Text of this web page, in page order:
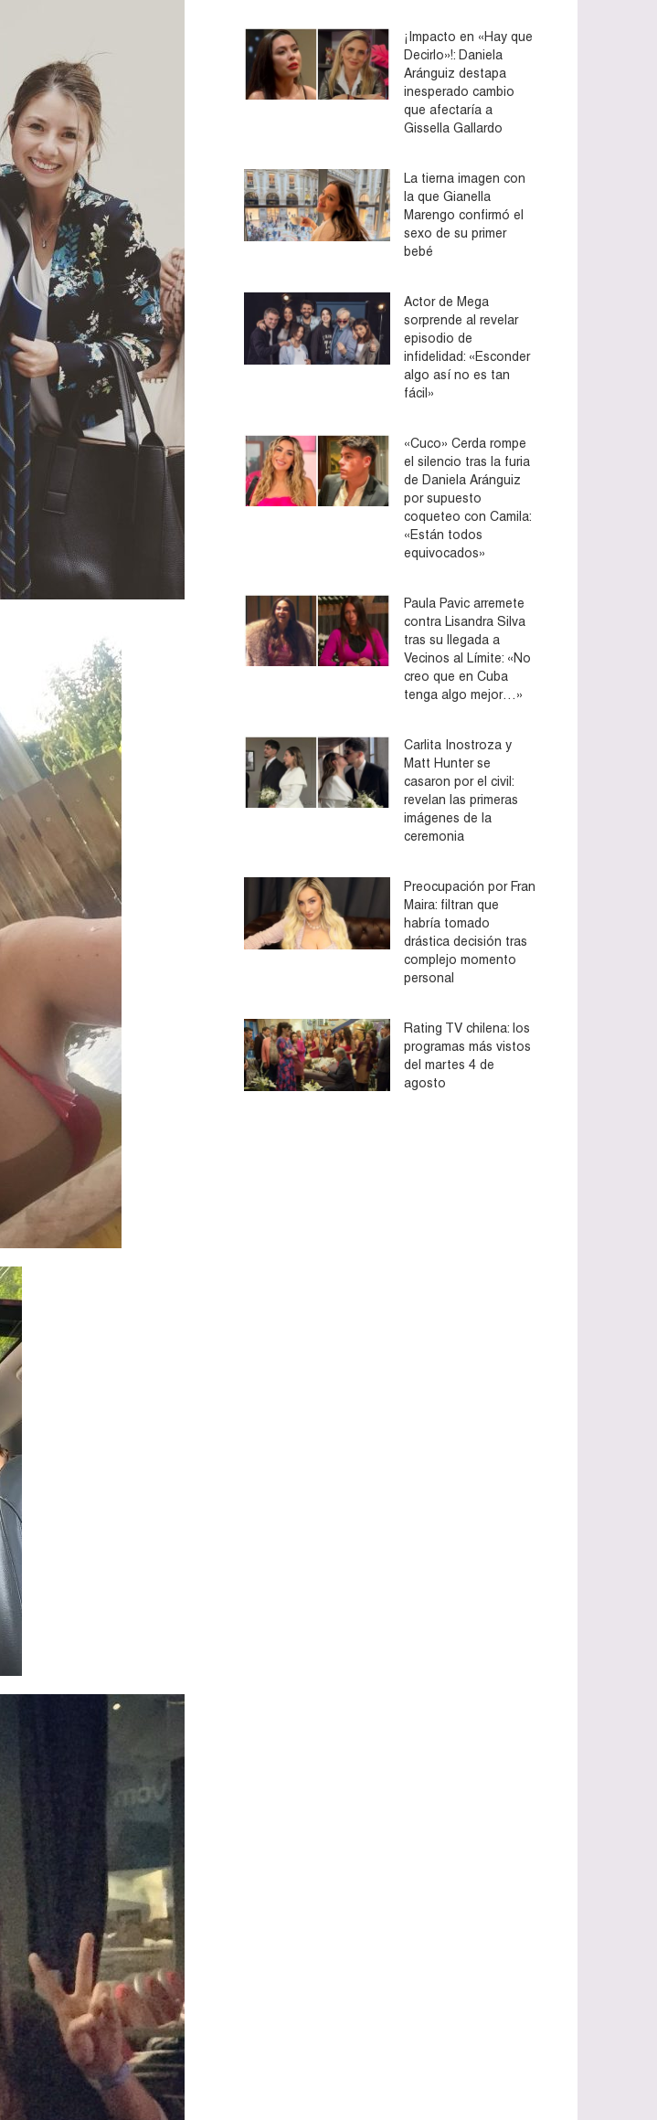
¡Impacto en «Hay que
Decirlo»!: Daniela
Aránguiz destapa
inesperado cambio
que afectaría a
Gissella Gallardo
La tierna imagen con
la que Gianella
Marengo confirmó el
sexo de su primer
bebé
Actor de Mega
sorprende al revelar
episodio de
infidelidad: «Esconder
algo así no es tan
fácil»
«Cuco» Cerda rompe
el silencio tras la furia
de Daniela Aránguiz
por supuesto
coqueteo con Camila:
«Están todos
equivocados»
Paula Pavic arremete
contra Lisandra Silva
tras su llegada a
Vecinos al Límite: «No
creo que en Cuba
tenga algo mejor…»
Carlita Inostroza y
Matt Hunter se
casaron por el civil:
revelan las primeras
imágenes de la
ceremonia
Preocupación por Fran
Maira: filtran que
habría tomado
drástica decisión tras
complejo momento
personal
Rating TV chilena: los
programas más vistos
del martes 4 de
agosto